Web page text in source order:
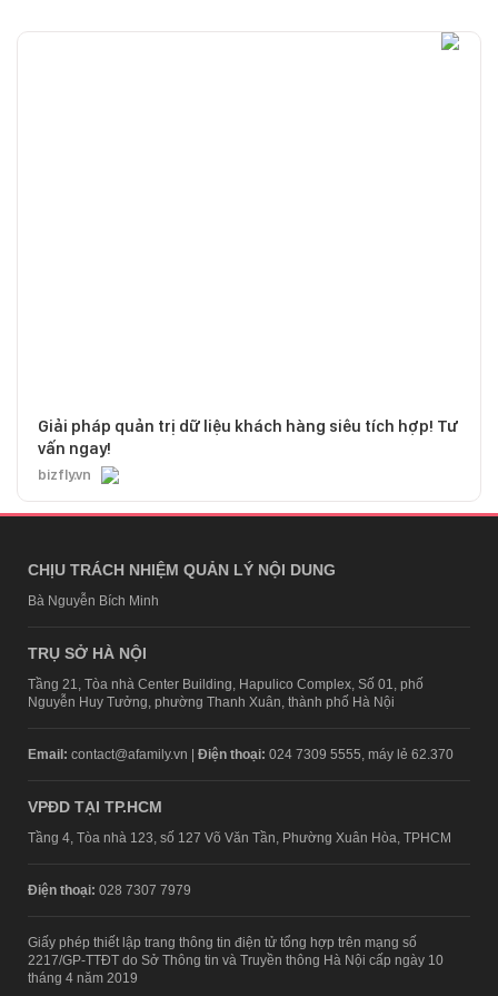
Giải pháp quản trị dữ liệu khách hàng siêu tích hợp! Tư
vấn ngay!
bizfly.vn
CHỊU TRÁCH NHIỆM QUẢN LÝ NỘI DUNG
Bà Nguyễn Bích Minh
TRỤ SỞ HÀ NỘI
Tầng 21, Tòa nhà Center Building, Hapulico Complex, Số 01, phố
Nguyễn Huy Tưởng, phường Thanh Xuân, thành phố Hà Nội
Email: contact@afamily.vn | Điện thoại: 024 7309 5555, máy lẻ 62.370
VPĐD TẠI TP.HCM
Tầng 4, Tòa nhà 123, số 127 Võ Văn Tần, Phường Xuân Hòa, TPHCM
Điện thoại: 028 7307 7979
Giấy phép thiết lập trang thông tin điện tử tổng hợp trên mạng số
2217/GP-TTĐT do Sở Thông tin và Truyền thông Hà Nội cấp ngày 10
tháng 4 năm 2019